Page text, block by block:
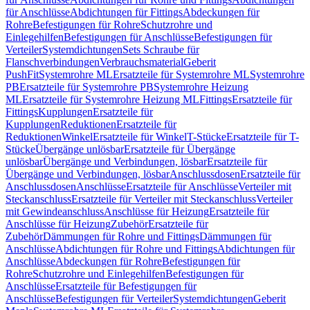
für AnschlüsseAbdichtungen für FittingsAbdeckungen für
RohreBefestigungen für RohreSchutzrohre und
EinlegehilfenBefestigungen für AnschlüsseBefestigungen für
VerteilerSystemdichtungenSets Schraube für
FlanschverbindungenVerbrauchsmaterialGeberit
PushFitSystemrohre MLErsatzteile für Systemrohre MLSystemrohre
PBErsatzteile für Systemrohre PBSystemrohre Heizung
MLErsatzteile für Systemrohre Heizung MLFittingsErsatzteile für
FittingsKupplungenErsatzteile für
KupplungenReduktionenErsatzteile für
ReduktionenWinkelErsatzteile für WinkelT-StückeErsatzteile für T-
StückeÜbergänge unlösbarErsatzteile für Übergänge
unlösbarÜbergänge und Verbindungen, lösbarErsatzteile für
Übergänge und Verbindungen, lösbarAnschlussdosenErsatzteile für
AnschlussdosenAnschlüsseErsatzteile für AnschlüsseVerteiler mit
SteckanschlussErsatzteile für Verteiler mit SteckanschlussVerteiler
mit GewindeanschlussAnschlüsse für HeizungErsatzteile für
Anschlüsse für HeizungZubehörErsatzteile für
ZubehörDämmungen für Rohre und FittingsDämmungen für
AnschlüsseAbdichtungen für Rohre und FittingsAbdichtungen für
AnschlüsseAbdeckungen für RohreBefestigungen für
RohreSchutzrohre und EinlegehilfenBefestigungen für
AnschlüsseErsatzteile für Befestigungen für
AnschlüsseBefestigungen für VerteilerSystemdichtungenGeberit